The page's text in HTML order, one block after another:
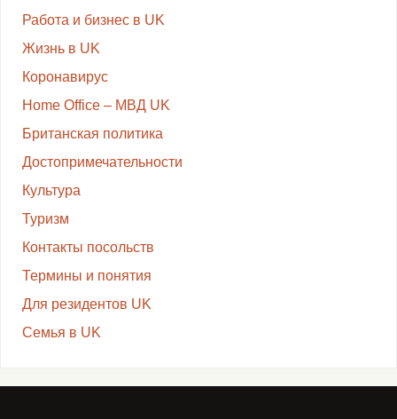
Работа и бизнес в UK
Жизнь в UK
Коронавирус
Home Office – МВД UK
Британская политика
Достопримечательности
Культура
Туризм
Контакты посольств
Термины и понятия
Для резидентов UK
Семья в UK